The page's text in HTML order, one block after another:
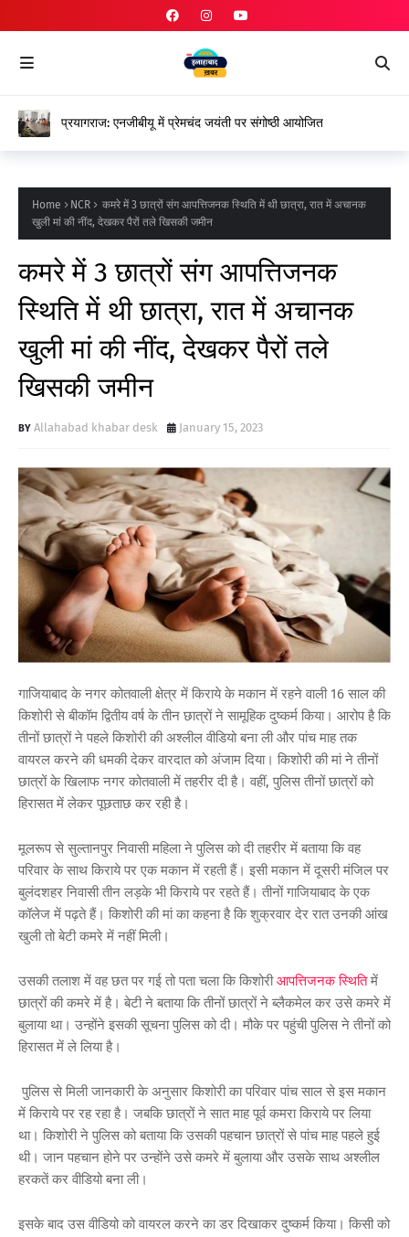
प्रयागराज: एनजीबीयू में प्रेमचंद जयंती पर संगोष्ठी आयोजित
Home NCR
कमरे में 3 छात्रों संग आपत्तिजनक स्थिति में थी छात्रा, रात में अचानक
खुली मां की नींद, देखकर पैरों तले खिसकी जमीन
कमरे में 3 छात्रों संग आपत्तिजनक
स्थिति में थी छात्रा, रात में अचानक
खुली मां की नींद, देखकर पैरों तले
खिसकी जमीन
Allahabad khabar desk January 15, 2023
गाजियाबाद के नगर कोतवाली क्षेत्र में किराये के मकान में रहने वाली 16 साल की
किशोरी से बीकॉम द्वितीय वर्ष के तीन छात्रों ने सामूहिक दुष्कर्म किया। आरोप है कि
तीनों छात्रों ने पहले किशोरी की अश्लील वीडियो बना ली और पांच माह तक
वायरल करने की धमकी देकर वारदात को अंजाम दिया। किशोरी की मां ने तीनों
छात्रों के खिलाफ नगर कोतवाली में तहरीर दी है। वहीं, पुलिस तीनों छात्रों को
हिरासत में लेकर पूछताछ कर रही है।
मूलरूप से सुल्तानपुर निवासी महिला ने पुलिस को दी तहरीर में बताया कि वह
परिवार के साथ किराये पर एक मकान में रहती हैं। इसी मकान में दूसरी मंजिल पर
बुलंदशहर निवासी तीन लड़के भी किराये पर रहते हैं। तीनों गाजियाबाद के एक
कॉलेज में पढ़ते हैं। किशोरी की मां का कहना है कि शुक्रवार देर रात उनकी आंख
खुली तो बेटी कमरे में नहीं मिली।
उसकी तलाश में वह छत पर गई तो पता चला कि किशोरीआपत्तिजनक स्थितिमें
छात्रों की कमरे में है। बेटी ने बताया कि तीनों छात्रों ने ब्लैकमेल कर उसे कमरे में
बुलाया था। उन्होंने इसकी सूचना पुलिस को दी। मौके पर पहुंची पुलिस ने तीनों को
हिरासत में ले लिया है।
पुलिस से मिली जानकारी के अनुसार किशोरी का परिवार पांच साल से इस मकान
में किराये पर रह रहा है। जबकि छात्रों ने सात माह पूर्व कमरा किराये पर लिया
था। किशोरी ने पुलिस को बताया कि उसकी पहचान छात्रों से पांच माह पहले हुई
थी। जान पहचान होने पर उन्होंने उसे कमरे में बुलाया और उसके साथ अश्लील
हरकतें कर वीडियो बना ली।
इसके बाद उस वीडियो को वायरल करने का डर दिखाकर दुष्कर्म किया। किसी को